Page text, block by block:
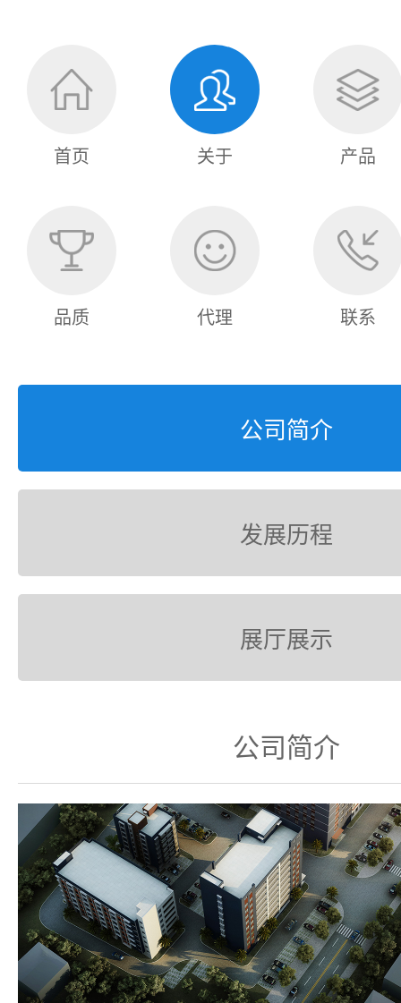
首页 关于 产品
品质 代理 联系
公司简介
发展历程
展厅展示
公司简介